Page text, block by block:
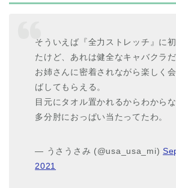
そういえば『全力ストレッチ』に
たけど、あれは健全なキャバクラ
お姉さんに密着されながら楽しく
ばしてもらえる。
目元にタオル置かれるからわからな
多分肘におっぱい当たってたわ。
— うさうさみ (@usa_usa_mi)
2021